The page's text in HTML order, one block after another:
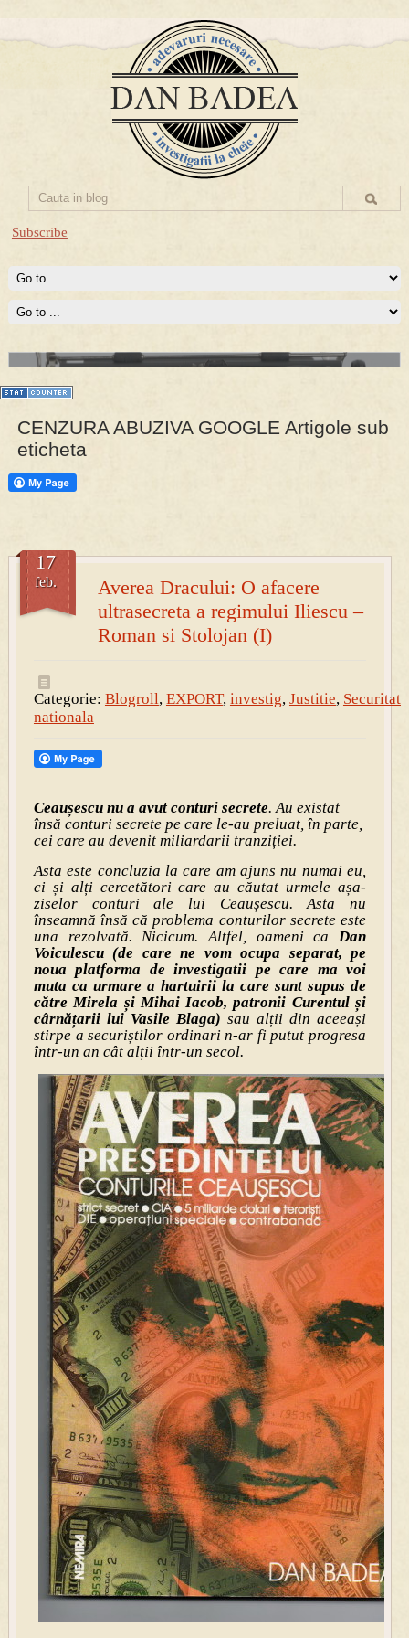
Subscribe
PRESA
CENZURA ABUZIVA GOOGLE Artigole sub
eticheta
Averea Dracului: O afacere
ultrasecreta a regimului Iliescu –
Roman si Stolojan (I)
17
feb.
Categorie: Blogroll, EXPORT, investig, Justitie, Securitate
nationala
Ceaușescu nu a avut conturi secrete. Au existat
însă conturi secrete pe care le-au preluat, în parte,
cei care au devenit miliardarii tranziției.
Asta este concluzia la care am ajuns nu numai eu,
ci și alți cercetători care au căutat urmele așa-
ziselor conturi ale lui Ceaușescu. Asta nu
înseamnă însă că problema conturilor secrete este
una rezolvată. Nicicum. Altfel, oameni caDan
Voiculescu (de care ne vom ocupa separat, pe
noua platforma de investigatii pe care ma voi
muta ca urmare a hartuirii la care sunt supus de
către Mirela și Mihai Iacob, patronii Curentul și
cârnățarii lui Vasile Blaga) sau alții din aceeași
stirpe a securiștilor ordinari n-ar fi putut progresa
într-un an cât alții într-un secol.